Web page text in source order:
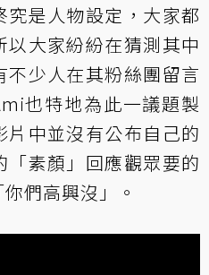
究是人物設定，大家都
大家紛紛在猜測其中
少人在其粉絲團留言
也特地為此一議題製
中並沒有公布自己的
素顏」回應觀眾要的
們高興沒」。